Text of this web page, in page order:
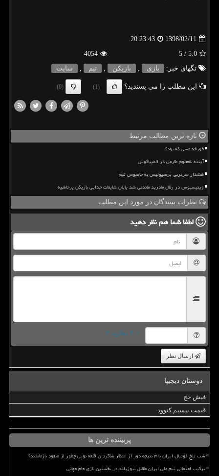
1398/02/11
20:23:43
5.0
/ 5
4054
تگهای خبر:
بازی , بازیكن , تیم , سایت
این مطلب را می پسندید؟ (1)
(0)
تازه ترین مطالب مرتبط
خورخه مسی که بود؟
آینده نامعلوم طارمی در المپیاکوس
هشدار سرمربی پرسپولیس به جاسوس تیم
وینیسیوس در رئال مادرید ماندنی شد پایان شایعات جدایی بازیکن پرحاشیه
نظرات بینندگان در مورد این مطلب
لطفا شما همنظر دهید
= ۴ بعلاوه ۲
ارسال نظر
دوستان دیجیپا
فیش حج
قیمت بیسیم کنوود
پربیننده ترین ها
شب تلخ فوتبال ایران با ۳ نتیجه دور از انتظار شاگردان قلعه نویی چطور از صعود بازماندند؟
ترکیب احتمالی تیم ملی ایران مقابل نیوزیلند در نخستین بازی جام جهانی